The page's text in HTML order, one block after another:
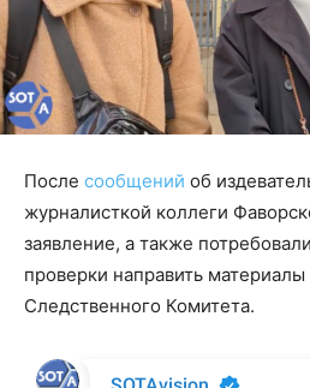
После сообщений об
журналисткой коллеги
заявление, а также
проверки направить
Следственного Комитета.